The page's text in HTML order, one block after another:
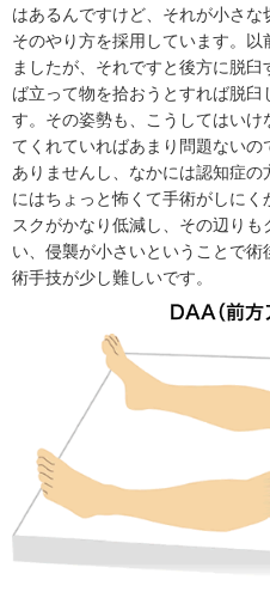
はあるんですけど、それが小さな
そのやり方を採用しています。
ましたが、それですと後方に脱
ば立って物を拾おうとすれば脱
す。その姿勢も、こうしてはい
てくれていればあまり問題ない
ありませんし、なかには認知症
にはちょっと怖くて手術がしに
スクがかなり低減し、その辺り
い、侵襲が小さいということで
術手技が少し難しいです。